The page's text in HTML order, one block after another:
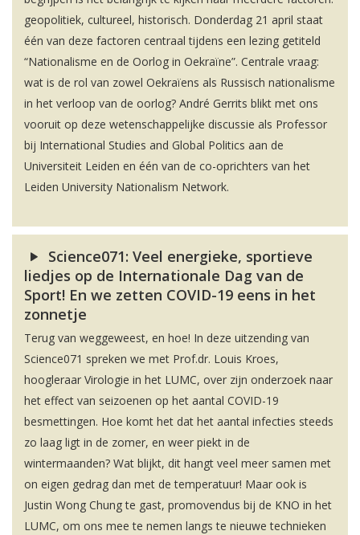
geopolitiek, cultureel, historisch. Donderdag 21 april staat
één van deze factoren centraal tijdens een lezing getiteld
“Nationalisme en de Oorlog in Oekraïne”. Centrale vraag:
wat is de rol van zowel Oekraïens als Russisch nationalisme
in het verloop van de oorlog? André Gerrits blikt met ons
vooruit op deze wetenschappelijke discussie als Professor
bij International Studies and Global Politics aan de
Universiteit Leiden en één van de co-oprichters van het
Leiden University Nationalism Network.
Science071: Veel energieke, sportieve
liedjes op de Internationale Dag van de
Sport! En we zetten COVID-19 eens in het
zonnetje
Terug van weggeweest, en hoe! In deze uitzending van
Science071 spreken we met Prof.dr. Louis Kroes,
hoogleraar Virologie in het LUMC, over zijn onderzoek naar
het effect van seizoenen op het aantal COVID-19
besmettingen. Hoe komt het dat het aantal infecties steeds
zo laag ligt in de zomer, en weer piekt in de
wintermaanden? Wat blijkt, dit hangt veel meer samen met
on eigen gedrag dan met de temperatuur! Maar ook is
Justin Wong Chung te gast, promovendus bij de KNO in het
LUMC, om ons mee te nemen langs te nieuwe technieken